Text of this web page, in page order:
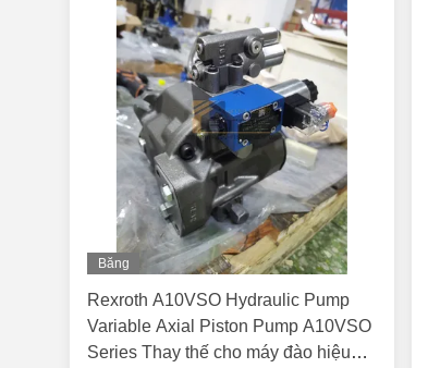
Băng
Rexroth A10VSO Hydraulic Pump
Variable Axial Piston Pump A10VSO
Series Thay thế cho máy đào hiệu